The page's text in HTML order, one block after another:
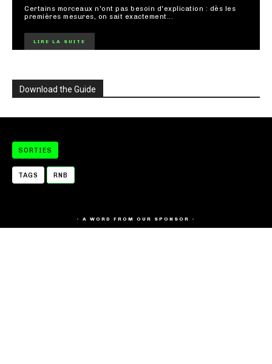
Certains morceaux n'ont pas besoin d'explication : dès les
premières mesures, on sait exactement...
LIRE LA SUITE
Download the Guide
SORTIES
TAGS RNB
- A WORD FROM OUR SPONSOR -